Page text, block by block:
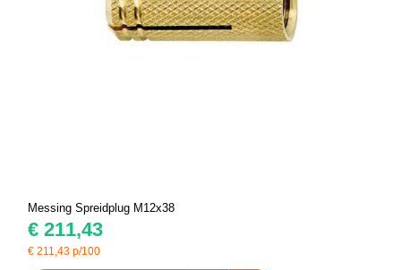
Messing Spreidplug M12x38
€ 211,43
€211,43 p/100